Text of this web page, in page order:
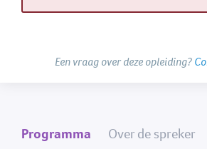
Een vraag over deze opleiding?
Programma Over de spreker